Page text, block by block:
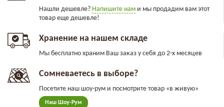
Нашли дешевле? Напишите нам и мы продадим вам этот
товар еще дешевле!
Хранение на нашем складе
Мы бесплатно храним Ваш заказ у себя до 2-х месяцев
Сомневаетесь в выборе?
Посетите наш шоу-рум и посмотрите товар «в живую»
Наш Шоу-Рум